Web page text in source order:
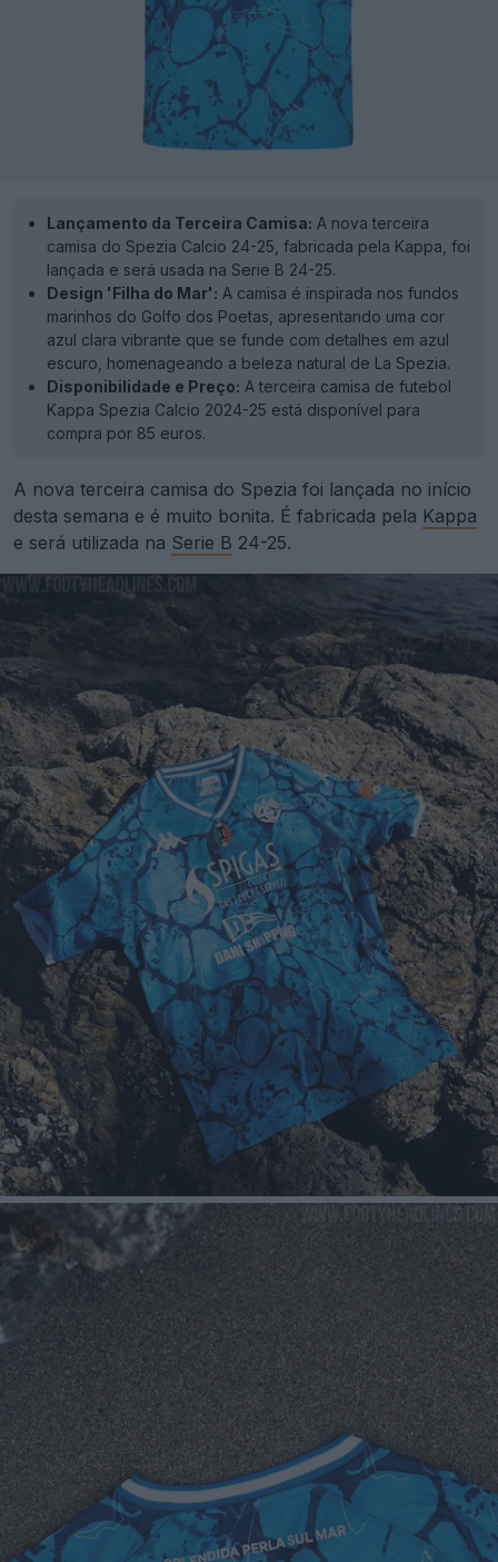
Lançamento da Terceira Camisa: A nova terceira
camisa do Spezia Calcio 24-25, fabricada pela Kappa, foi
lançada e será usada na Serie B 24-25.
Design 'Filha do Mar': A camisa é inspirada nos fundos
marinhos do Golfo dos Poetas, apresentando uma cor
azul clara vibrante que se funde com detalhes em azul
escuro, homenageando a beleza natural de La Spezia.
Disponibilidade e Preço: A terceira camisa de futebol
Kappa Spezia Calcio 2024-25 está disponível para
compra por 85 euros.
A nova terceira camisa do Spezia foi lançada no início
desta semana e é muito bonita. É fabricada pela Kappa
e será utilizada na Serie B 24-25.